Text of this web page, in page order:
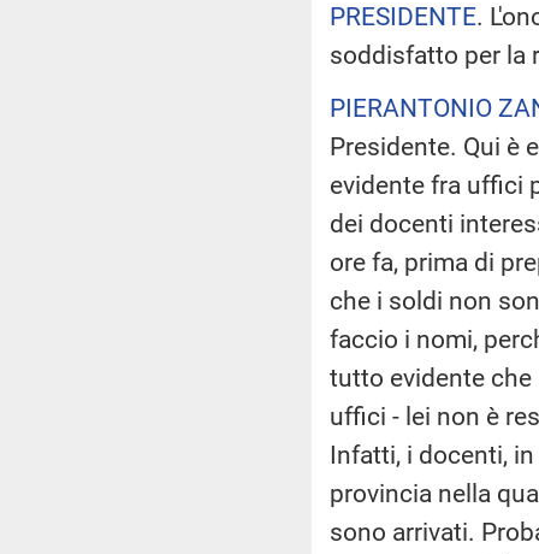
PRESIDENTE.
soddisfatto per la
PIERANTONIO
Presidente. Qui è
evidente fra uffici
dei docenti
ore fa, prima di
che i soldi non
faccio i nomi,
tutto evidente che
uffici - lei non è
Infatti, i docenti,
provincia nella
sono arrivati.